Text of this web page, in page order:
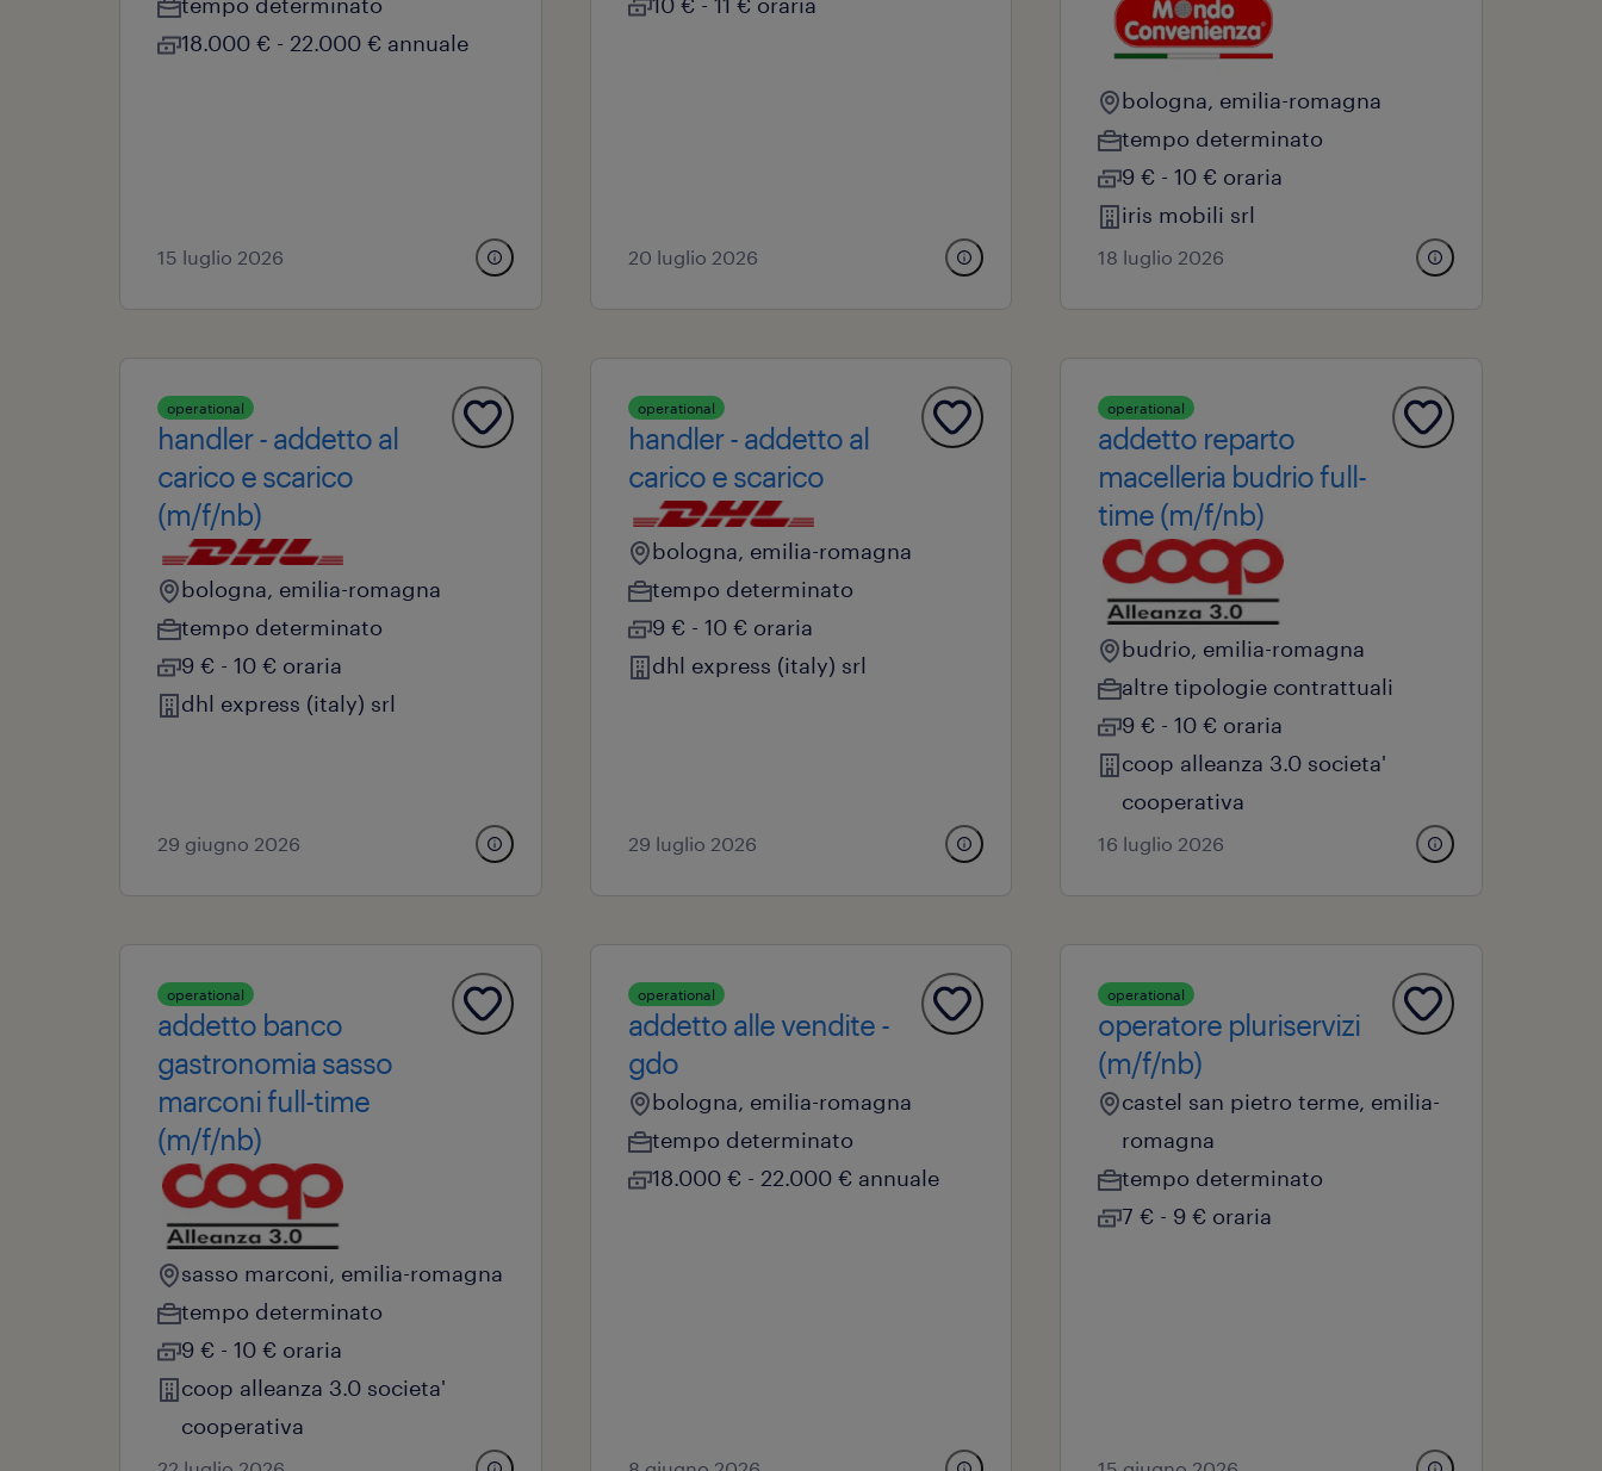
18.000 € - 22.000 € annuale
15 luglio 2026 20 luglio 2026
bologna, emilia-romagna
tempo determinato
9 € - 10 € oraria
iris mobili srl
18 luglio 2026
operational
handler - addetto al
carico e scarico
(m/f/nb)
bologna, emilia-romagna
tempo determinato
9 € - 10 € oraria
dhl express (italy) srl
29 giugno 2026
operational
handler - addetto al
carico e scarico
bologna, emilia-romagna
tempo determinato
9 € - 10 € oraria
dhl express (italy) srl
29 luglio 2026
operational
addetto reparto
macelleria budrio full-
time (m/f/nb)
budrio, emilia-romagna
altre tipologie contrattuali
9 € - 10 € oraria
coop alleanza 3.0 societa'
cooperativa
16 luglio 2026
operational
addetto banco
gastronomia sasso
marconi full-time
(m/f/nb)
sasso marconi, emilia-romagna
tempo determinato
9 € - 10 € oraria
coop alleanza 3.0 societa'
cooperativa
operational
addetto alle vendite -
gdo
bologna, emilia-romagna
tempo determinato
18.000 € - 22.000 € annuale
operational
operatore pluriservizi
(m/f/nb)
castel san pietro terme, emilia-
romagna
tempo determinato
7 € - 9 € oraria